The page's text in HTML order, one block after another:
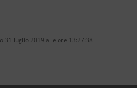
31 luglio 2019 alle ore 13:27:38